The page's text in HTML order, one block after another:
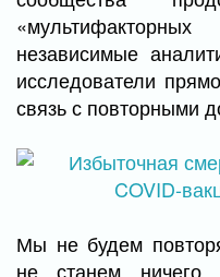
независимые
исследователи
связь с повторными
Мы не будем
не станем ничего